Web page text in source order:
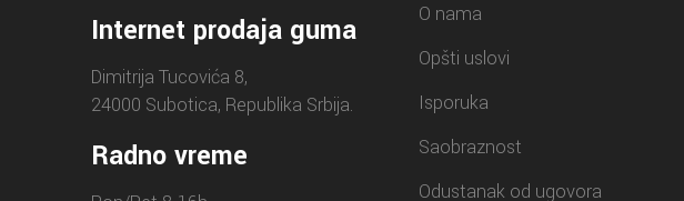
Internet prodaja guma
Dimitrija Tucovića 8,
24000 Subotica, Republika Srbija.
Radno vreme
O nama
Opšti uslovi
Isporuka
Saobraznost
Odustanak od ugovora